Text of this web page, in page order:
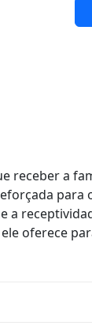
receber a
para
oferece